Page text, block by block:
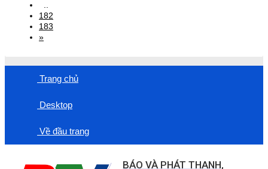
182
183
»
Trang chủ
Desktop
Về đầu trang
BÁO VÀ PHÁT THANH,